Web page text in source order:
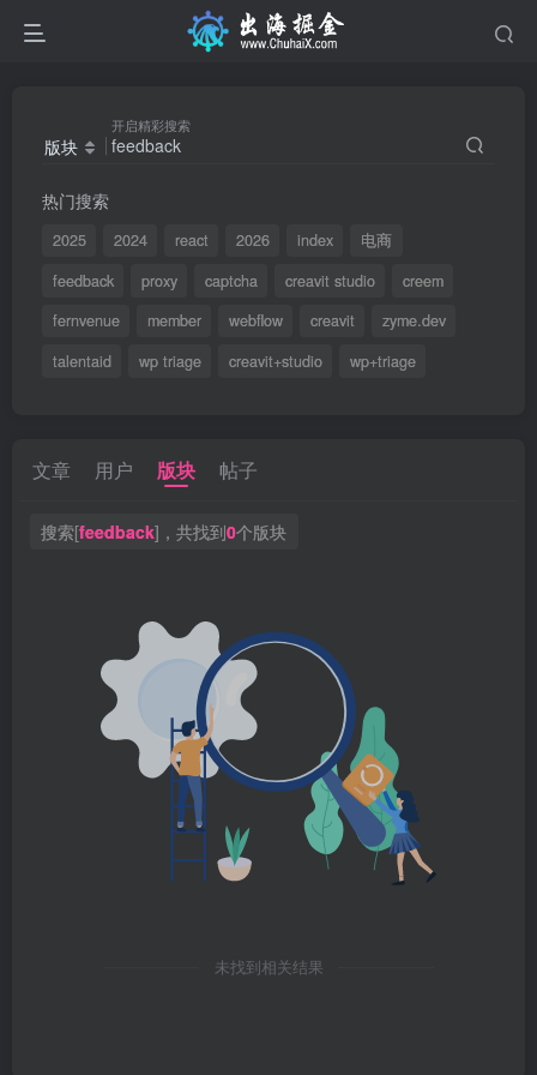
版块
开启精彩搜索
热门搜索
2025 2024 react 2026 index
电商
feedback
proxy captcha creavit studio
creem
fernvenue
member webflow creavit
zyme.dev
talentaid
wp triage creavit+studio wp+triage
文章 用户 版块 帖子
搜索[feedback]，共找到0个版块
未找到相关结果